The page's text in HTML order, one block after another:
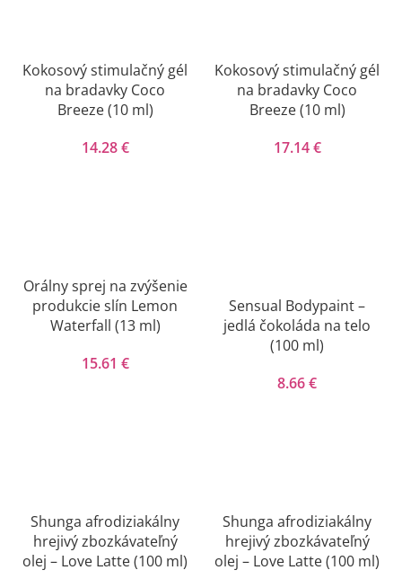
Kokosový stimulačný gél
na bradavky Coco
Breeze (10 ml)
14.28€
Kokosový stimulačný gél
na bradavky Coco
Breeze (10 ml)
17.14€
Orálny sprej na zvýšenie
produkcie slín Lemon
Waterfall (13 ml)
15.61 €
Sensual Bodypaint –
jedlá čokoláda na telo
(100 ml)
8.66€
Shunga afrodiziakálny
hrejivý zbozkávateľný
olej – Love Latte (100 ml)
Shunga afrodiziakálny
hrejivý zbozkávateľný
olej – Love Latte (100 ml)